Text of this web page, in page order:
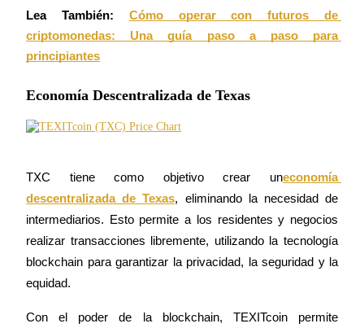
Staking
Lea También:
Cómo operar con futuros de
criptomonedas: Una guía paso a paso para
principiantes
Economía Descentralizada de Texas
TXC tiene como objetivo crear uneconomía
descentralizada de Texas, eliminando la necesidad de
intermediarios. Esto permite a los residentes y negocios
realizar transacciones libremente, utilizando la tecnología
blockchain para garantizar la privacidad, la seguridad y la
equidad.
Con el poder de la blockchain, TEXITcoin permite